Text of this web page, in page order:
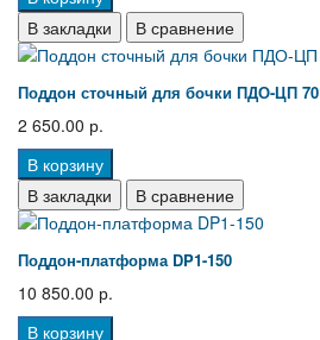
В закладки
В сравнение
Поддон сточный для бочки ПДО-ЦП 70
2 650.00 р.
В корзину
В закладки
В сравнение
Поддон-платформа DP1-150
10 850.00 р.
В корзину